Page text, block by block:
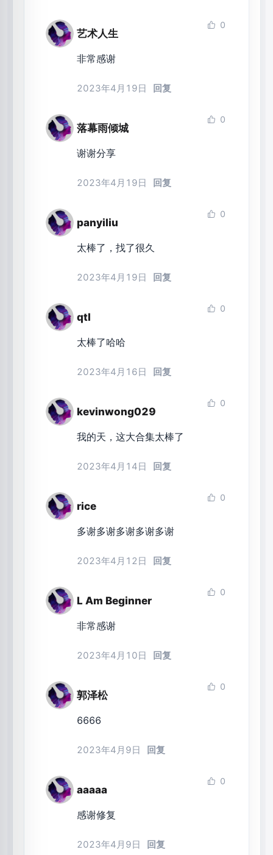
艺术人生
0
非常感谢
2023年4月19日 回复
落幕雨倾城
0
谢谢分享
2023年4月19日 回复
panyiliu
0
太棒了，找了很久
2023年4月19日 回复
qtl
0
太棒了哈哈
2023年4月16日 回复
kevinwong029
0
我的天，这大合集太棒了
2023年4月14日 回复
rice
0
多谢多谢多谢多谢多谢
2023年4月12日 回复
L Am Beginner
0
非常感谢
2023年4月10日 回复
郭泽松
0
6666
2023年4月9日 回复
aaaaa
0
感谢修复
2023年4月9日 回复